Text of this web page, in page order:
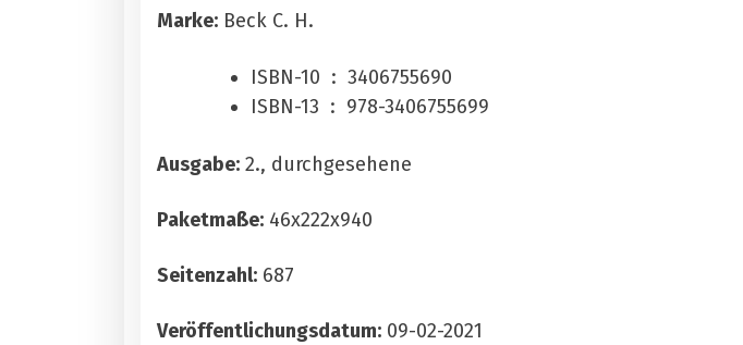
Marke: Beck C. H.
ISBN-10 ‏ : ‎ 3406755690
ISBN-13 ‏ : ‎ 978-3406755699
Ausgabe: 2., durchgesehene
Paketmaße: 46x222x940
Seitenzahl: 687
Veröffentlichungsdatum: 09-02-2021